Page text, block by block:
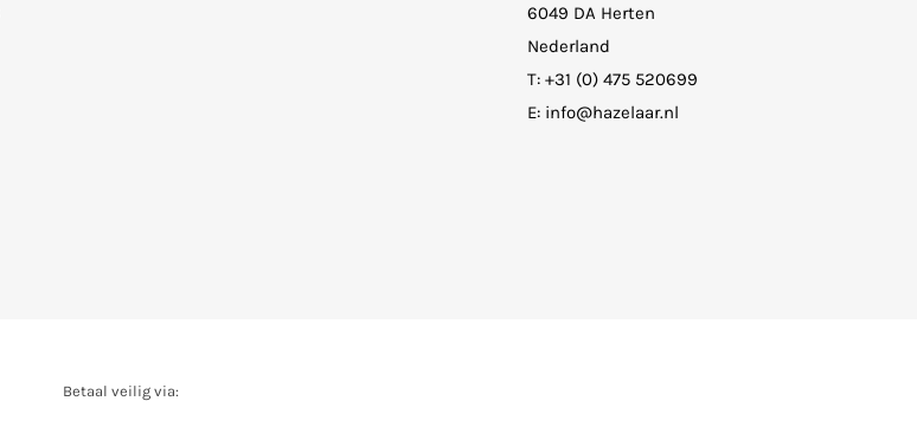
6049 DA Herten
Nederland
T: +31 (0) 475 520699
E: info@hazelaar.nl
Betaal veilig via: